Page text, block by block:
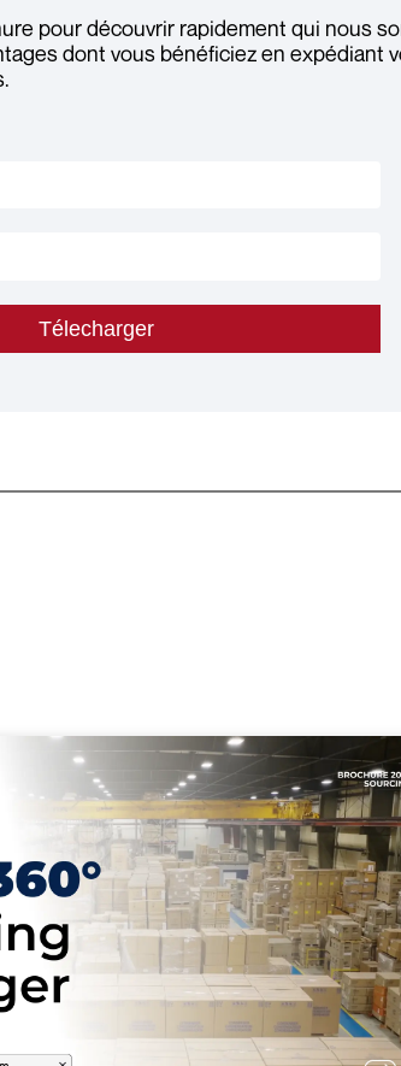
pour découvrir rapidement qui nous
dont vous bénéficiez en expédiant